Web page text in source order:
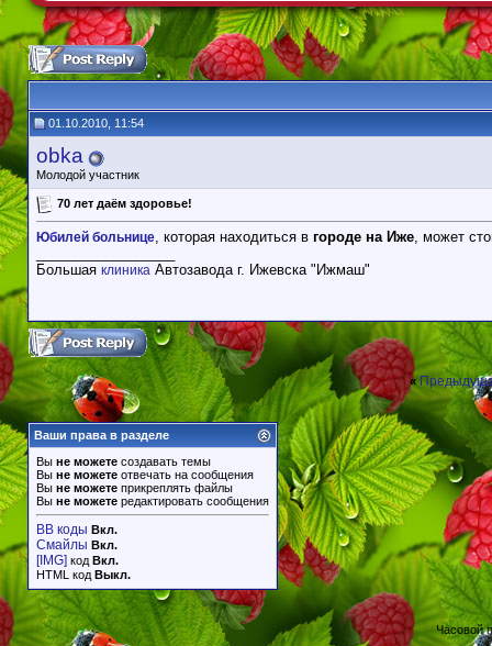
01.10.2010, 11:54
obka
Молодой участник
70 лет даём здоровье!
Юбилей больнице, которая находиться в городе на Иже, может
Большая клиника Автозавода г. Ижевска "Ижмаш"
«
Ваши права в разделе
Вы не можете создавать темы
Вы не можете отвечать на сообщения
Вы не можете прикреплять файлы
Вы не можете редактировать сообщения
BB коды Вкл.
Смайлы Вкл.
[IMG] код Вкл.
HTML код Выкл.
Часовой